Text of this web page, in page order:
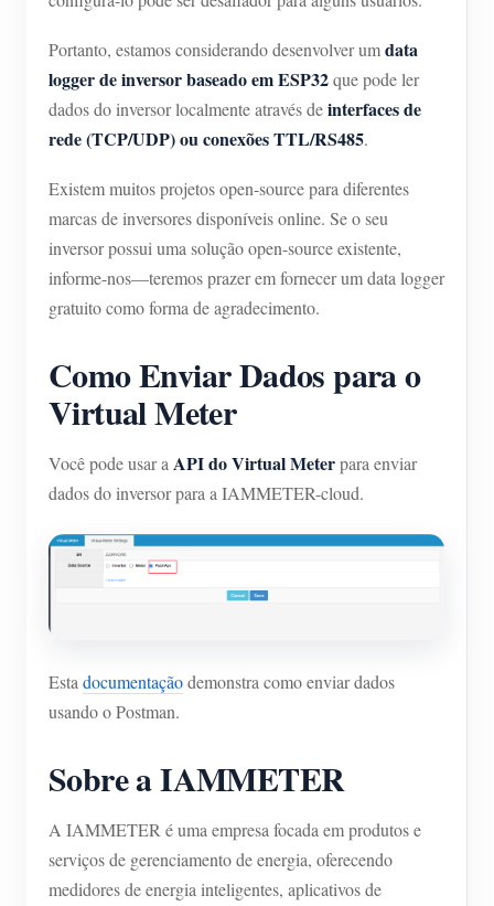
Portanto, estamos considerando desenvolver umdata
logger de inversor baseado em ESP32que pode ler
dados do inversor localmente através deinterfaces de
rede (TCP/UDP) ou conexões TTL/RS485.
Existem muitos projetos open-source para diferentes
marcas de inversores disponíveis online. Se o seu
inversor possui uma solução open-source existente,
informe-nos—teremos prazer em fornecer um data logger
gratuito como forma de agradecimento.
Como Enviar Dados para o
Virtual Meter
Você pode usar a API do Virtual Meterpara enviar
dados do inversor para a IAMMETER-cloud.
Estadocumentaçãodemonstra como enviar dados
usando o Postman.
Sobre a IAMMETER
A IAMMETER é uma empresa focada em produtos e
serviços de gerenciamento de energia, oferecendo
medidores de energia inteligentes, aplicativos de